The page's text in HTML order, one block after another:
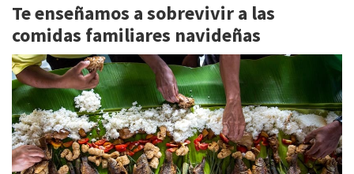
primaria
raudales
Te enseñamos a sobrevivir a las
comidas familiares navideñas